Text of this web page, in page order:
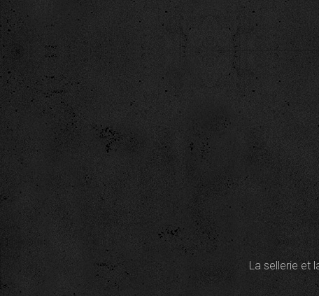
La sellerie et